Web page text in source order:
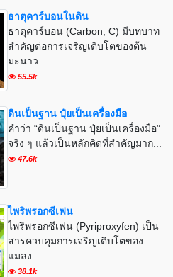
ธาตุคาร์บอนในดิน
ธาตุคาร์บอน (Carbon, C) มีบทบาท
สำคัญต่อการเจริญเติบโตของต้น
มะนาว...
55.5k
ดินเป็นฐาน ปุ๋ยเป็นเครื่องมือ
คำว่า “ดินเป็นฐาน ปุ๋ยเป็นเครื่องมือ”
จริง ๆ แล้วเป็นหลักคิดที่สำคัญมาก...
47.6k
ไพริพรอกซีเฟน
ไพริพรอกซีเฟน (Pyriproxyfen) เป็น
สารควบคุมการเจริญเติบโตของ
แมลง...
38.1k